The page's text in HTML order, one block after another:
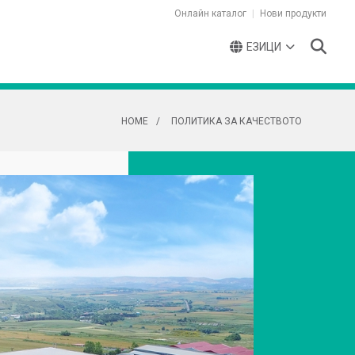
Онлайн каталог Нови продукти
ЕЗИЦИ
HOME ПОЛИТИКА ЗА КАЧЕСТВОТО